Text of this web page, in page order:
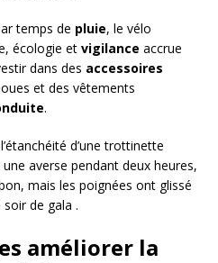
temps de pluie, le vélo
écologie et vigilance accrue
dans des accessoires
et des vêtements
.
d’une trottinette
averse pendant deux heures,
mais les poignées ont glissé
de gala .
améliorer la